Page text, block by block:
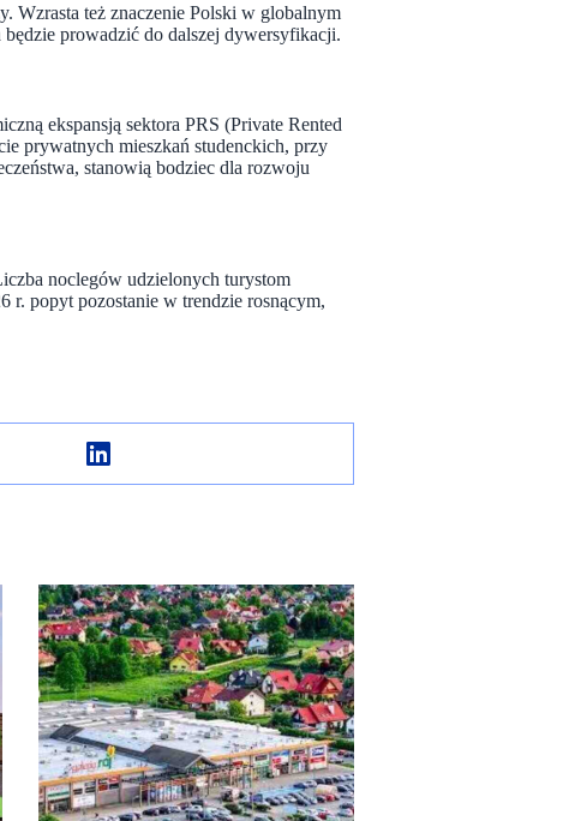
Wzrasta też znaczenie Polski w globalnym
prowadzić do dalszej dywersyfikacji.
ekspansją sektora PRS (Private Rented
prywatnych mieszkań studenckich, przy
stanowią bodziec dla rozwoju
noclegów udzielonych turystom
r. popyt pozostanie w trendzie rosnącym,